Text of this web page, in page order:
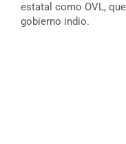
estatal como OVL,
gobierno indio.